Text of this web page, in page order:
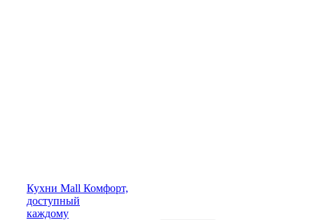
Кухни Mall Комфорт,
доступный
каждому